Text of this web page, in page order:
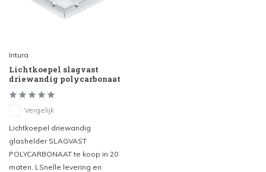
Intura
Lichtkoepel slagvast
driewandig polycarbonaat
Vergelijk
Lichtkoepel driewandig
glashelder SLAGVAST
POLYCARBONAAT te koop in 20
maten. LSnelle levering en